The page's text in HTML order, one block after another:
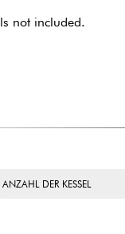
not included.
ANZAHL DER KESSEL